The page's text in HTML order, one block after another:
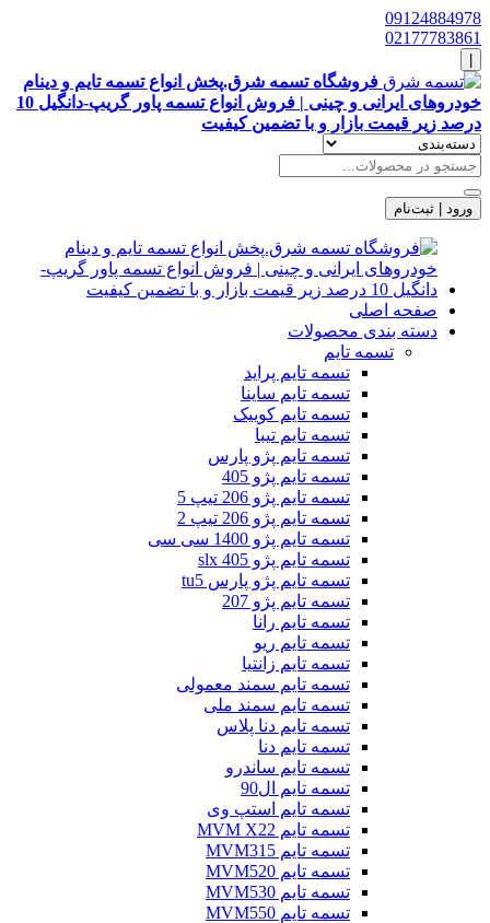
09124884978
02177783861
فروشگاه تسمه شرق.پخش انواع تسمه تایم و دینام
خودروهای ایرانی و چینی | فروش انواع تسمه پاور گریپ-دانگیل 10
درصد زیر قیمت بازار و با تضمین کیفیت
ورود | ثبت‌نام
صفحه اصلی
دسته بندی محصولات
تسمه تایم
تسمه تایم پراید
تسمه تایم ساینا
تسمه تایم کوییک
تسمه تایم تیبا
تسمه تایم پژو پارس
تسمه تایم پژو 405
تسمه تایم پژو 206 تیپ 5
تسمه تایم پژو 206 تیپ 2
تسمه تایم پژو 1400 سی سی
تسمه تایم پژو slx 405
تسمه تایم پژو پارس tu5
تسمه تایم پژو 207
تسمه تایم رانا
تسمه تایم ریو
تسمه تایم زانتیا
تسمه تایم سمند معمولی
تسمه تایم سمند ملی
تسمه تایم دنا پلاس
تسمه تایم دنا
تسمه تایم ساندرو
تسمه تایم ال90
تسمه تایم استپ وی
تسمه تایم MVM X22
تسمه تایم MVM315
تسمه تایم MVM520
تسمه تایم MVM530
تسمه تایم MVM550